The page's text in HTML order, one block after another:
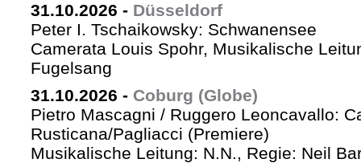
31.10.2026 - Düsseldorf
Peter I. Tschaikowsky: Schwanensee
Camerata Louis Spohr, Musikalische
Fugelsang
31.10.2026 - Coburg (Globe)
Pietro Mascagni / Ruggero Leoncavallo:
Rusticana/Pagliacci (Premiere)
Musikalische Leitung: N.N., Regie: Neil